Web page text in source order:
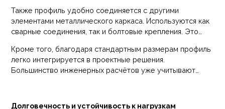
Также профиль удобно соединяется с другими
элементами металлического каркаса. Используются как
сварные соединения, так и болтовые крепления. Это
различных типов конструкций.
Кроме того, благодаря стандартным размерам профиль
легко интегрируется в проектные решения.
Большинство инженерных расчётов уже учитывают
Долговечность и устойчивость к нагрузкам